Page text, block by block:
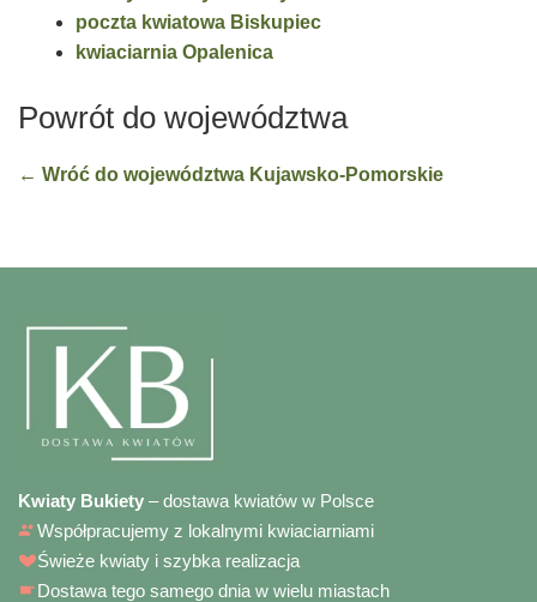
poczta kwiatowa Biskupiec
kwiaciarnia Opalenica
Powrót do województwa
← Wróć do województwa Kujawsko-Pomorskie
Kwiaty Bukiety – dostawa kwiatów w Polsce
Współpracujemy z lokalnymi kwiaciarniami
Świeże kwiaty i szybka realizacja
Dostawa tego samego dnia w wielu miastach